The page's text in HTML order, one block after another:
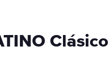
Clásico